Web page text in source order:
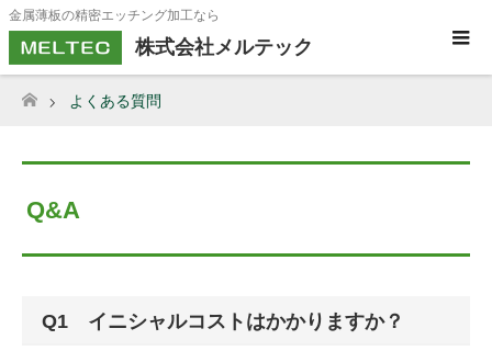
金属薄板の精密エッチング加工なら
株式会社メルテック
ホーム
よくある質問
Q&A
Q1 イニシャルコストはかかりますか？